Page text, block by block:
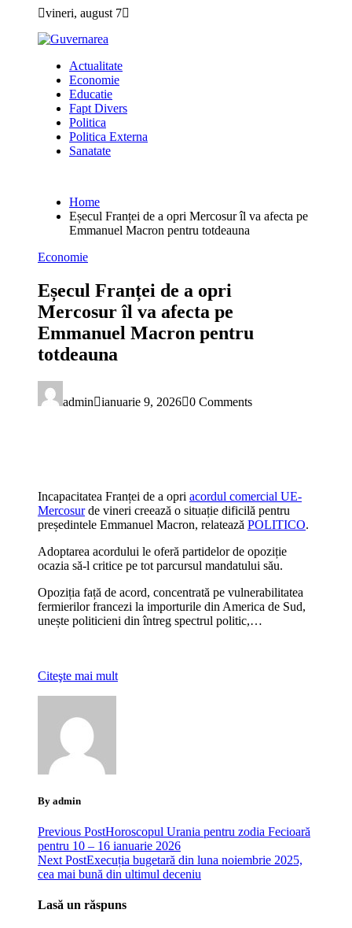
content
vineri, august 7
Actualitate
Economie
Educatie
Fapt Divers
Politica
Politica Externa
Sanatate
Home
Eșecul Franței de a opri Mercosur îl va afecta pe
Emmanuel Macron pentru totdeauna
Economie
Eșecul Franței de a opri
Mercosur îl va afecta pe
Emmanuel Macron pentru
totdeauna
admin ianuarie 9, 2026 0 Comments
Incapacitatea Franței de a opri acordul comercial UE-
Mercosurde vineri creează o situație dificilă pentru
președintele Emmanuel Macron, relatează POLITICO.
Adoptarea acordului le oferă partidelor de opoziție
ocazia să-l critice pe tot parcursul mandatului său.
Opoziția față de acord, concentrată pe vulnerabilitatea
fermierilor francezi la importurile din America de Sud,
unește politicieni din întreg spectrul politic,…
Citeşte mai mult
By admin
Previous PostHoroscopul Urania pentru zodia Fecioară
pentru 10 – 16 ianuarie 2026
Next PostExecuția bugetară din luna noiembrie 2025,
cea mai bună din ultimul deceniu
Lasă un răspuns